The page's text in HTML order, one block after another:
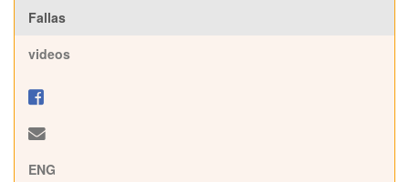
Fallas
videos
ENG